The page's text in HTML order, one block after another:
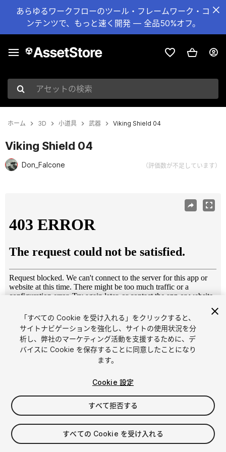
あらゆるワークフローのツール・フレームワーク・コ
ンテンツで、もっと速く開発 — 全品50%オフ。
アセットの検索
ホーム 3D 小道具 武器 Viking Shield 04
Viking Shield 04
Don_Falcone （評価数が不足しています）
1/ 19
$6.95
消費税は決済時に計算されます
「すべての Cookie を受け入れる」をクリックすると、
サイトナビゲーションを強化し、サイトの使用状況を分
析し、弊社のマーケティング活動を支援するために、デ
バイスに Cookie を保存することに同意したことになり
ます。
Cookie 設定
すべて拒否する
すべての Cookie を受け入れる